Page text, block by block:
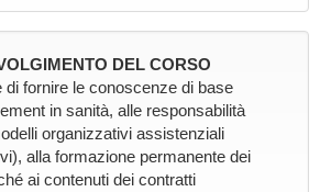
DEL CORSO
di fornire le conoscenze di base
in sanità, alle responsabilità
organizzativi assistenziali
alla formazione permanente dei
ai contenuti dei contratti